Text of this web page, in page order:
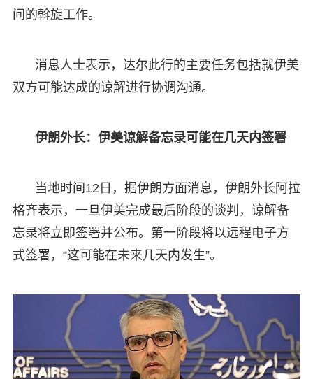
间的斡旋工作。
消息人士表示，达尔此行的主要任务包括就伊美
双方可能达成的谅解进行协调沟通。
伊朗外长：伊美谅解备忘录可能在几天内签署
当地时间12日，据伊朗方面消息，伊朗外长阿拉
格齐表示，一旦伊美完成最后阶段的谈判，谅解备
忘录将立即签署并公布。第一阶段将以远程电子方
式签署，“这可能在未来几天内发生”。